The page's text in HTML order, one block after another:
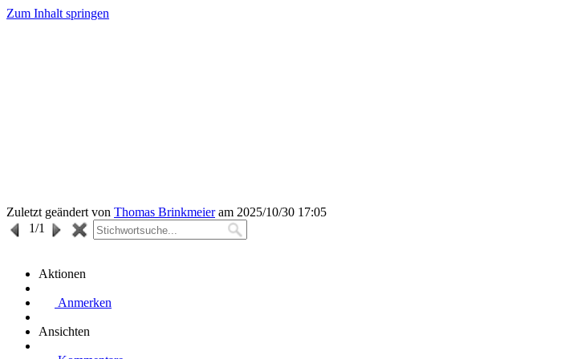
Zum Inhalt springen
Zuletzt geändert von Thomas Brinkmeieram 2025/10/30 17:05
1/1
Aktionen
Anmerken
Ansichten